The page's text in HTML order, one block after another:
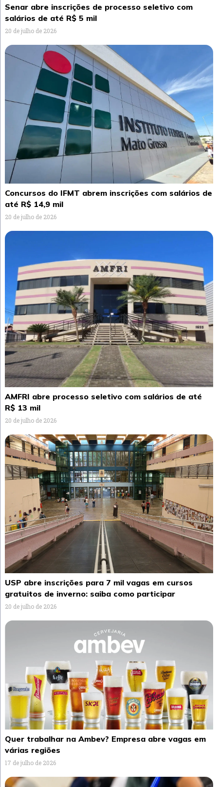
Senar abre inscrições de processo seletivo com
salários de até R$ 5 mil
20 de julho de 2026
Concursos do IFMT abrem inscrições com salários de
até R$ 14,9 mil
20 de julho de 2026
AMFRI abre processo seletivo com salários de até
R$ 13 mil
20 de julho de 2026
USP abre inscrições para 7 mil vagas em cursos
gratuitos de inverno: saiba como participar
20 de julho de 2026
Quer trabalhar na Ambev? Empresa abre vagas em
várias regiões
17 de julho de 2026